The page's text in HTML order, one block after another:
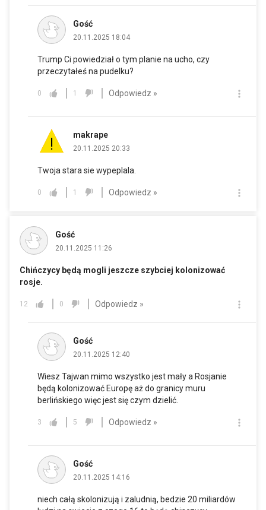
Gość
20.11.2025 18:04
Trump Ci powiedział o tym planie na ucho, czy
przeczytałeś na pudelku?
0 1 Odpowiedz »
makrape
20.11.2025 20:33
Twoja stara sie wypeplala.
0 1 Odpowiedz »
Gość
20.11.2025 11:26
Chińczycy będą mogli jeszcze szybciej kolonizować
rosje.
12 0 Odpowiedz »
Gość
20.11.2025 12:40
Wiesz Tajwan mimo wszystko jest mały a Rosjanie
będą kolonizować Europę aż do granicy muru
berlińskiego więc jest się czym dzielić.
3 5 Odpowiedz »
Gość
20.11.2025 14:16
niech całą skolonizują i zaludnią, bedzie 20 miliardów